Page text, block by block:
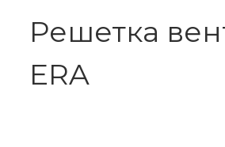
Решетка
ERA